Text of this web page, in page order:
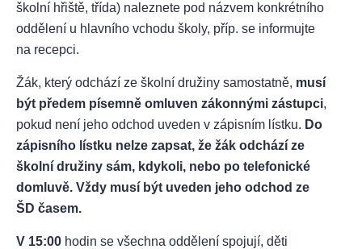
školní hřiště, třída) naleznete pod názvem konkrétního
oddělení u hlavního vchodu školy, příp. se informujte
na recepci.
Žák, který odchází ze školní družiny samostatně, musí
být předem písemně omluven zákonnými zástupci,
pokud není jeho odchod uveden v zápisním lístku. Do
zápisního lístku nelze zapsat, že žák odchází ze
školní družiny sám, kdykoli, nebo po telefonické
domluvě. Vždy musí být uveden jeho odchod ze
ŠD časem.
V 15:00 hodin se všechna oddělení spojují, děti